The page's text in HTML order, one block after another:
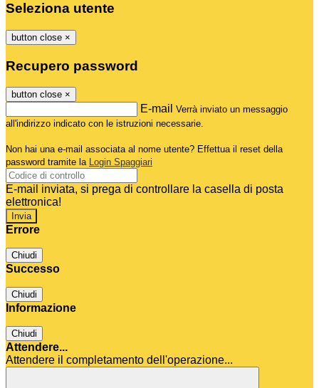
Seleziona utente
button close ×
Recupero password
button close ×
E-mail Verrà inviato un messaggio
all'indirizzo indicato con le istruzioni necessarie.
Non hai una e-mail associata al nome utente? Effettua il reset della
password tramite la Login Spaggiari
E-mail inviata, si prega di controllare la casella di posta
elettronica!
Errore
Chiudi
Successo
Chiudi
Informazione
Chiudi
Attendere...
Attendere il completamento dell'operazione...